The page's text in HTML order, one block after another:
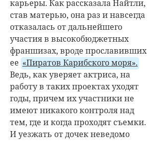
карьеры. Как рассказала Найтли,
став матерью, она раз и навсегда
отказалась от дальнейшего
участия в высокобюджетных
франшизах, вроде прославивших
ее «Пиратов Карибского моря».
Ведь, как уверяет актриса, на
работу в таких проектах уходят
годы, причем их участники не
имеют никакого контроля над
тем, где и когда проходят съемки.
И уезжать от дочек неведомо